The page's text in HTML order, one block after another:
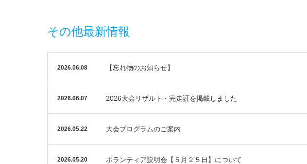
その他最新情報
2026.06.08 【忘れ物のお知らせ】
2026.06.07 2026大会リザルト・完走証を掲載しました
2026.05.22 大会プログラムのご案内
2026.05.20 ボランティア説明会【５月２５日】について